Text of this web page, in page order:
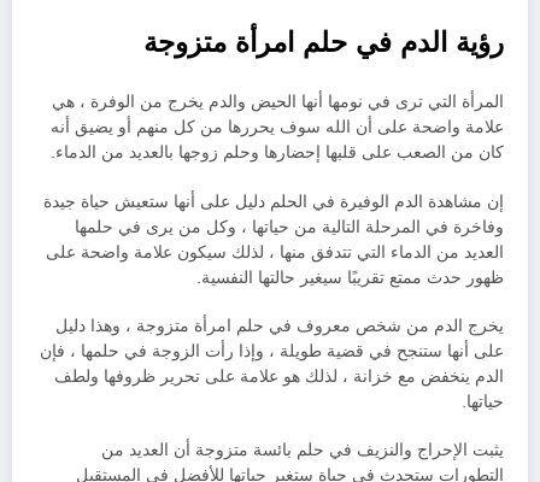
رؤية الدم في حلم امرأة متزوجة
المرأة التي ترى في نومها أنها الحيض والدم يخرج من الوفرة ، هي
علامة واضحة على أن الله سوف يحررها من كل منهم أو يضيق أنه
كان من الصعب على قلبها إحضارها وحلم زوجها بالعديد من الدماء.
إن مشاهدة الدم الوفيرة في الحلم دليل على أنها ستعيش حياة جيدة
وفاخرة في المرحلة التالية من حياتها ، وكل من يرى في حلمها
العديد من الدماء التي تتدفق منها ، لذلك سيكون علامة واضحة على
ظهور حدث ممتع تقريبًا سيغير حالتها النفسية.
يخرج الدم من شخص معروف في حلم امرأة متزوجة ، وهذا دليل
على أنها ستنجح في قضية طويلة ، وإذا رأت الزوجة في حلمها ، فإن
الدم ينخفض ​​مع خزانة ، لذلك هو علامة على تحرير ظروفها ولطف
حياتها.
يثبت الإحراج والنزيف في حلم بائسة متزوجة أن العديد من
التطورات ستحدث في حياة ستغير حياتها للأفضل في المستقبل